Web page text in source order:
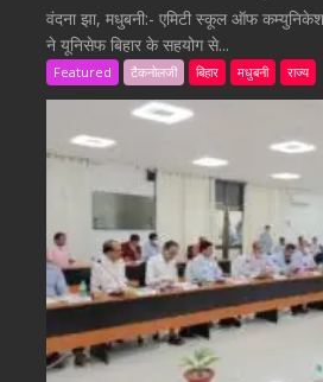
वंदना झा, मधुबनी:- एमिटी स्कूल ऑफ
ने यूनिसेफ बिहार के सहयोग से...
Featured टैकनोलजी बिहार मधुबनी राज्य